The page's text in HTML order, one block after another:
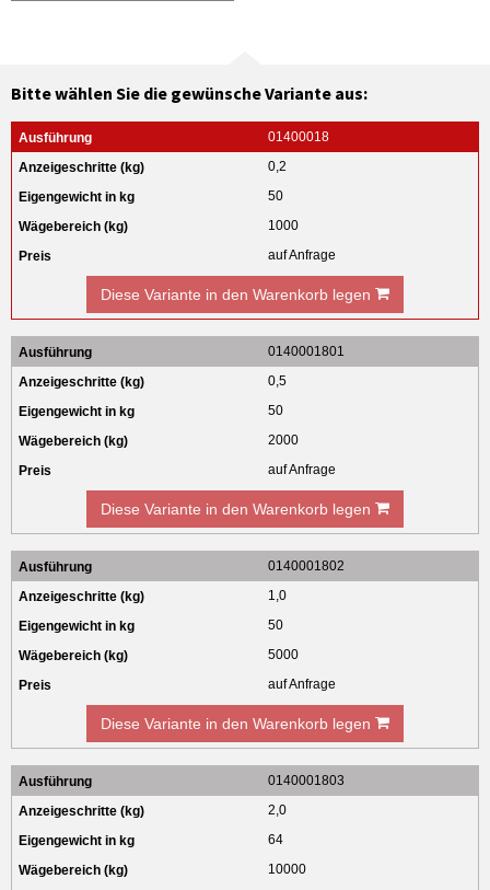
Bitte wählen Sie die gewünsche Variante aus:
01400018
0,2
50
1000
auf Anfrage
Diese Variante in den Warenkorb legen
0140001801
0,5
50
2000
auf Anfrage
Diese Variante in den Warenkorb legen
0140001802
1,0
50
5000
auf Anfrage
Diese Variante in den Warenkorb legen
0140001803
2,0
64
10000